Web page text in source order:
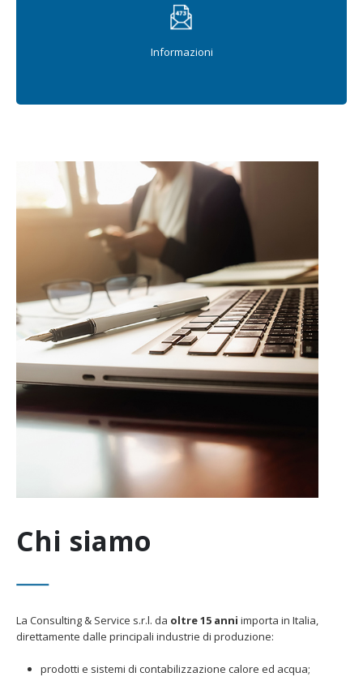
Informazioni
Chi siamo
La Consulting & Service s.r.l. da oltre 15 anni importa in Italia,
direttamente dalle principali industrie di produzione:
prodotti e sistemi di contabilizzazione calore ed acqua;